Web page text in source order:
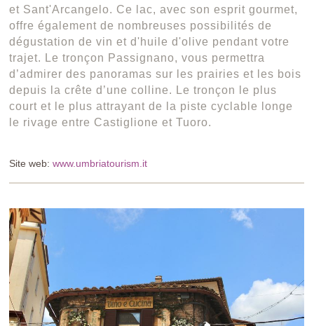
et Sant'Arcangelo. Ce lac, avec son esprit gourmet,
offre également de nombreuses possibilités de
dégustation de vin et d'huile d'olive pendant votre
trajet. Le tronçon Passignano, vous permettra
d’admirer des panoramas sur les prairies et les bois
depuis la crête d’une colline. Le tronçon le plus
court et le plus attrayant de la piste cyclable longe
le rivage entre Castiglione et Tuoro.
Site web:www.umbriatourism.it